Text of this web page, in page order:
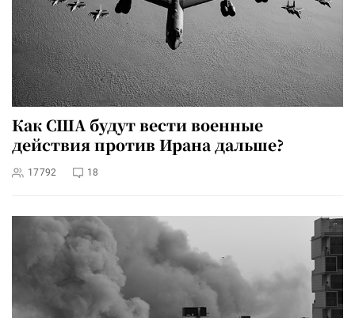
Как США будут вести военные
действия против Ирана дальше?
17792 18